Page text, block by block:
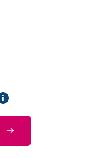
i